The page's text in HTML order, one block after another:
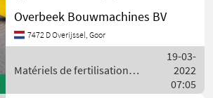
konstrukce DPH/marže:
Odpočet DPH pro
podnikatele == Weitere
Overbeek Bouwmachines BV
7472 D Overijssel, Goor
Matériels de fertilisation et
19-03-
2022
07:05